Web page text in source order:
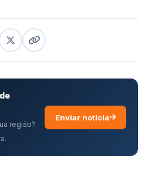
região?
Enviar notícia